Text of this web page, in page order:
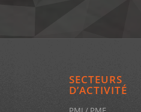
SECTEURS
D’ACTIVITÉ